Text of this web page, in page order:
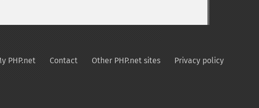
PHP.net Contact Other PHP.net sites Privacy policy